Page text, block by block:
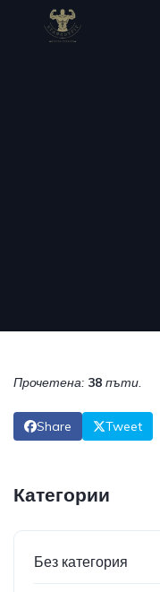
Прочетена: 38 пъти.
Share Tweet
Категории
Без категория